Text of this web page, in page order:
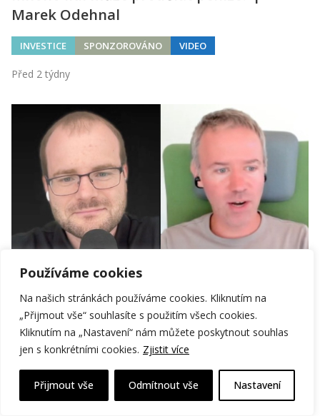
Používáme cookies
Na našich stránkách používáme cookies. Kliknutím na
„Přijmout vše“ souhlasíte s použitím všech cookies.
Kliknutím na „Nastavení“ nám můžete poskytnout souhlas
jen s konkrétními cookies. Zjistit více
Nastavení
Odmítnout vše
Přijmout vše
Marek Odehnal
INVESTICE SPONZOROVÁNO VIDEO
Před 2 týdny
Premium
Propustil 800 zaměstnanců a většinu
komunikace už vede s AI. Jak Oliver
Dlouhý mění řízení Kiwi.com?